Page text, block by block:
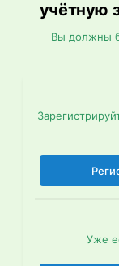
учётную
Вы должны
Уже